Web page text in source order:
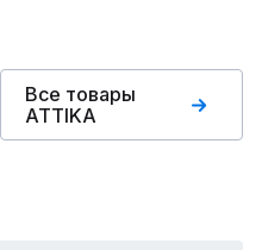
Все товары
ATTIKA